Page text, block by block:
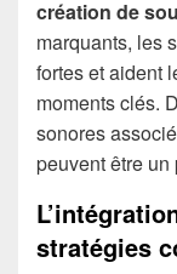
création de
marquants, les
fortes et aident
moments clés.
sonores
peuvent être
stratégies